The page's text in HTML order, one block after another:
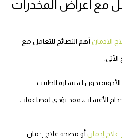
مع أعراض المخدرات
الادمان أهم النصائح للتعامل مع
بدون استشارة الطبيب.
الأعشاب، فقد تؤدي لمضاعفات
علاج إدمانأو مصحة علاج إدمان.